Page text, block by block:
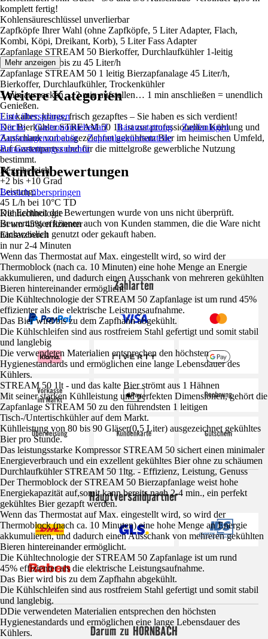
komplett fertig!
Kohlensäureschlüssel unverlierbar
Zapfköpfe Ihrer Wahl (ohne Zapfköpfe, 5 Liter Adapter, Flach,
Kombi, Köpi, Dreikant, Korb), 5 Liter Fass Adapter
Zapfanlage STREAM 50 Bierkoffer, Durchlaufkühler 1-leitig
Trockenkühler, bis zu 45 Liter/h
Zapfanlage STREAM 50 1 leitig Bierzapfanalage 45 Liter/h,
Bierkoffer, Durchlaufkühler, Trockenkühler
3 min auspacken… 2 min aufstellen… 1 min anschließen = unendlich
Genießen.
Ein kaltes, klares, frisch gezapftes – Sie haben es sich verdient!
Der Bierkühler STREAM 50 1lt ist zur professionellen Kühlung und
Ausschank von ausgezeichnet gekühltem Bier im heimischen Umfeld,
auf Gartenpartys und für die mittelgroße gewerbliche Nutzung
bestimmt.
Regelbereich
+2 bis +10 Grad
Leistung:
45 L/h bei 10°C TD
Kühltechnologie
ist um 45% effizienter
Einsatzbereit
in nur 2-4 Minuten
Wenn das Thermostat auf Max. eingestellt wird, so wird der
Thermoblock (nach ca. 10 Minuten) eine hohe Menge an Energie
akkumulieren, und dadurch einen Ausschank von mehreren gekühlten
Bieren hintereinander ermöglicht.
Die Kühltechnologie der STREAM 50 Zapfanlage ist um rund 45%
effizienter als die elektrische Leistungsaufnahme.
Das Bier wird bis zu dem Zapfhahn abgekühlt.
Die Kühlschleifen sind aus rostfreiem Stahl gefertigt und somit stabil
und langlebig
Die verwendeten Materialien entsprechen den höchsten
Hygienestandards und ermöglichen eine lange Lebensdauer des
Kühlers.
STREAM 50 1lt - und das kalte Bier strömt aus 1 Hähnen
Mit seiner starken Kühlleistung und perfekten Dimensionen, gehört die
Zapfanlage STREAM 50 zu den führendsten 1 leitigen
Tisch-/Untertischkühler auf dem Markt.
Kühlleistung von 80 bis 90 Gläser(0,5 Liter) ausgezeichnet gekühltes
Bier pro Stunde.
Das leistungsstarke Kompressor STREAM 50 sichert einen minimaler
Energieverbrauch und ein exzellent gekühltes Bier ohne zu schäumen
Durchlaufkühler STREAM 50 1ltg. - Effizienz, Leistung, Genuss
Der Thermoblock der STREAM 50 Bierzapfanlage weist hohe
Energiekapazität auf,somit kann bereits nach 2-4 min., ein perfekt
gekühltes Bier gezapft werden.
Wenn das Thermostat auf Max. eingestellt wird, so wird der
Thermoblock (nach ca. 10 Minuten) eine hohe Menge an Energie
akkumulieren, und dadurch einen Ausschank von mehreren gekühlten
Bieren hintereinander ermöglicht.
Die Kühltechnologie der STREAM 50 Zapfanlage ist um rund
45% effizienter als die elektrische Leistungsaufnahme.
Das Bier wird bis zu dem Zapfhahn abgekühlt.
Die Kühlschleifen sind aus rostfreiem Stahl gefertigt und somit stabil
und langlebig.
DDie verwendeten Materialien entsprechen den höchsten
Hygienestandards und ermöglichen eine lange Lebensdauer des
Kühlers.
Mehr anzeigen
Weitere Kategorien
Liste überspringen
Küche
Gastronomiebedarf Barausstattung
Zapfanlagen
Zapfanlagenzubehör
Zapfanlagenersatzteile
Barausstattungszubehör
Kundenbewertungen
Bereich überspringen
Die Echtheit der Bewertungen wurde von uns nicht überprüft.
Bewertungen können auch von Kunden stammen, die die Ware nicht
nachweislich genutzt oder gekauft haben.
Zahlarten
Hauptversandpartner
Darum zu HORNBACH